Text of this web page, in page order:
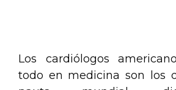
Los cardiólogos
todo en medicina son los